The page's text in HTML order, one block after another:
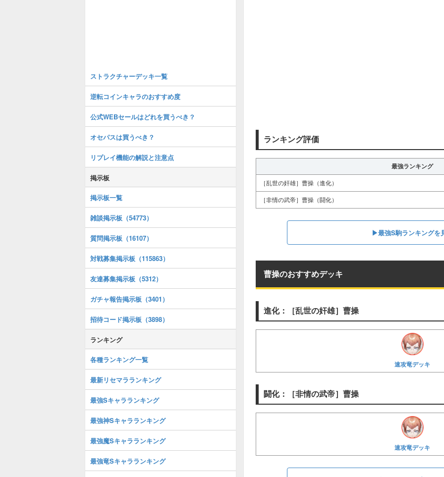
ランキング評価
最強ランキング
［乱世の奸雄］曹操（進化）
［非情の武帝］曹操（闘化）
▶︎最強S駒ランキングを
曹操のおすすめデッキ
進化：［乱世の奸雄］曹操
速攻竜デッキ
闘化：［非情の武帝］曹操
速攻竜デッキ
ストラクチャーデッキ一覧
逆転コインキャラのおすすめ度
公式WEBセールはどれを買うべき？
オセパスは買うべき？
リプレイ機能の解説と注意点
掲示板
掲示板一覧
雑談掲示板（54773）
質問掲示板（16107）
対戦募集掲示板（115863）
友達募集掲示板（5312）
ガチャ報告掲示板（3401）
招待コード掲示板（3898）
ランキング
各種ランキング一覧
最新リセマラランキング
最強Sキャラランキング
最強神Sキャラランキング
最強魔Sキャラランキング
最強竜Sキャラランキング